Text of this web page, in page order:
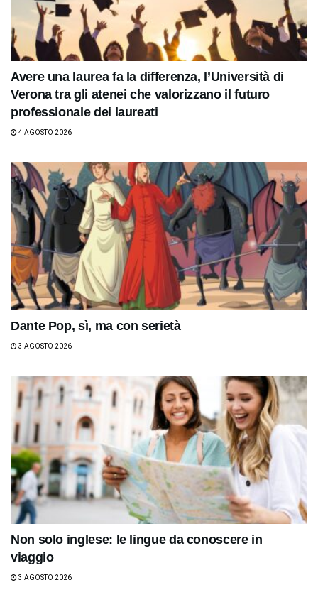
Avere una laurea fa la differenza, l’Università di
Verona tra gli atenei che valorizzano il futuro
professionale dei laureati
4 AGOSTO 2026
Dante Pop, sì, ma con serietà
3 AGOSTO 2026
Non solo inglese: le lingue da conoscere in
viaggio
3 AGOSTO 2026